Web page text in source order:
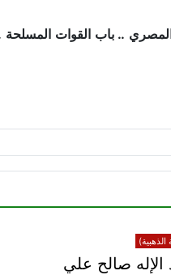
.. باب القوات المسلحة
صالح علي